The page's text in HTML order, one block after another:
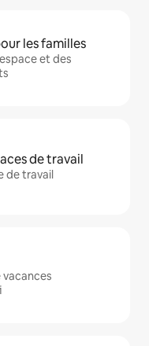
les familles
et des
de travail
de travail
vacances